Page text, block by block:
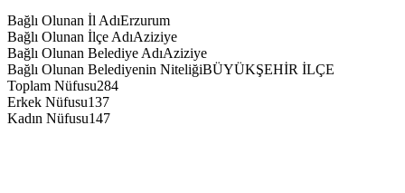
Bağlı Olunan İl AdıErzurum
Bağlı Olunan İlçe AdıAziziye
Bağlı Olunan Belediye AdıAziziye
Bağlı Olunan Belediyenin NiteliğiBÜYÜKŞEHİR İLÇE
Toplam Nüfusu284
Erkek Nüfusu137
Kadın Nüfusu147